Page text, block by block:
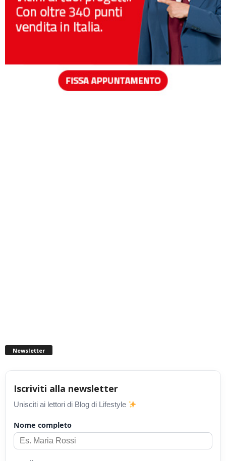
Newsletter
Iscriviti alla newsletter
Unisciti ai lettori di Blog di Lifestyle
Nome completo